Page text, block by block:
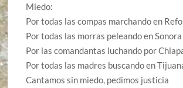
Miedo:
Por todas las compas marchando en
Por todas las morras peleando en Sonora
Por las comandantas luchando por
Por todas las madres buscando en
Cantamos sin miedo, pedimos justicia